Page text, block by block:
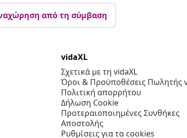
από τη σύμβαση
vidaXL
Σχετικά με τη vidaXL
Όροι & Προϋποθέσεις Πωλητής
Πολιτική απορρήτου
Δήλωση Cookie
Προτεραιοποιημένες Συνθήκες
Αποστολής
Ρυθμίσεις για τα cookies